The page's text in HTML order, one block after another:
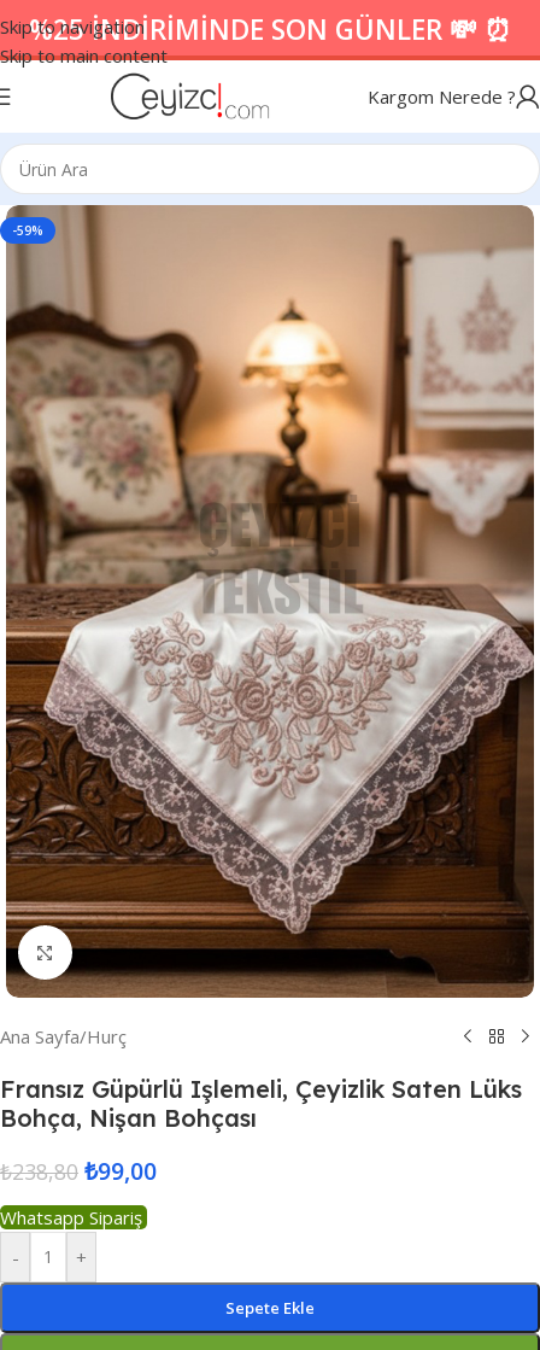
Skip to navigation
Skip to main content
%25 İNDİRİMİNDE SON GÜNLER 💸 ⏰
Kargom Nerede ?
-59%
Resmi Büyüt
Ana Sayfa/Hurç
Fransız Güpürlü Işlemeli, Çeyizlik Saten Lüks
Bohça, Nişan Bohçası
₺238,80 ₺99,00
Whatsapp Sipariş
-
+
Sepete Ekle